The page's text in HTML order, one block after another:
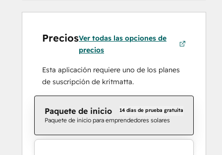
PreciosVer todas las opciones de
precios
Esta aplicación requiere uno de los planes
de suscripción de kritmatta.
Paquete de inicio 14 días de prueba gratuita
Paquete de inicio para emprendedores solares